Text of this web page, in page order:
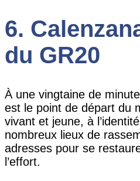
6.
du GR20
À une vingtaine de
est le point de départ du
vivant et jeune, à
nombreux lieux de
adresses pour se
l’effort.